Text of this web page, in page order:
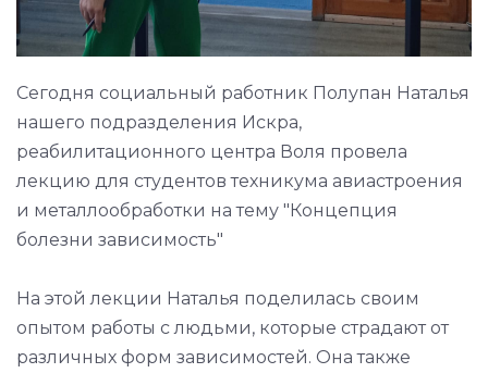
Сегодня социальный работник Полупан Наталья
нашего подразделения Искра,
реабилитационного центра Воля провела
лекцию для студентов техникума авиастроения
и металлообработки на тему "Концепция
болезни зависимость"
На этой лекции Наталья поделилась своим
опытом работы с людьми, которые страдают от
различных форм зависимостей. Она также